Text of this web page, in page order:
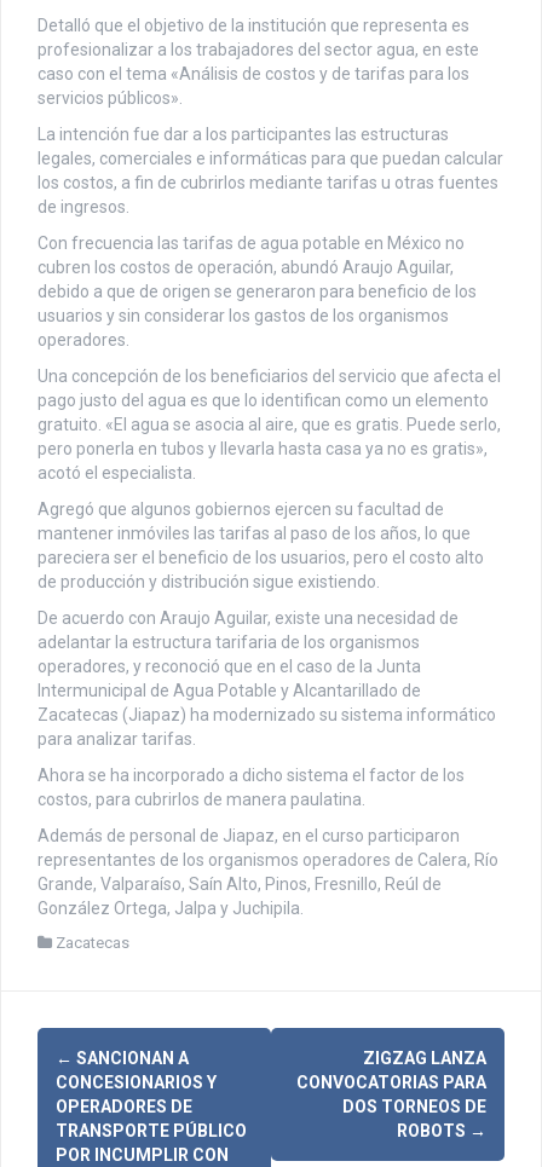
Detalló que el objetivo de la institución que representa es
profesionalizar a los trabajadores del sector agua, en este
caso con el tema «Análisis de costos y de tarifas para los
servicios públicos».
La intención fue dar a los participantes las estructuras
legales, comerciales e informáticas para que puedan calcular
los costos, a fin de cubrirlos mediante tarifas u otras fuentes
de ingresos.
Con frecuencia las tarifas de agua potable en México no
cubren los costos de operación, abundó Araujo Aguilar,
debido a que de origen se generaron para beneficio de los
usuarios y sin considerar los gastos de los organismos
operadores.
Una concepción de los beneficiarios del servicio que afecta el
pago justo del agua es que lo identifican como un elemento
gratuito. «El agua se asocia al aire, que es gratis. Puede serlo,
pero ponerla en tubos y llevarla hasta casa ya no es gratis»,
acotó el especialista.
Agregó que algunos gobiernos ejercen su facultad de
mantener inmóviles las tarifas al paso de los años, lo que
pareciera ser el beneficio de los usuarios, pero el costo alto
de producción y distribución sigue existiendo.
De acuerdo con Araujo Aguilar, existe una necesidad de
adelantar la estructura tarifaria de los organismos
operadores, y reconoció que en el caso de la Junta
Intermunicipal de Agua Potable y Alcantarillado de
Zacatecas (Jiapaz) ha modernizado su sistema informático
para analizar tarifas.
Ahora se ha incorporado a dicho sistema el factor de los
costos, para cubrirlos de manera paulatina.
Además de personal de Jiapaz, en el curso participaron
representantes de los organismos operadores de Calera, Río
Grande, Valparaíso, Saín Alto, Pinos, Fresnillo, Reúl de
González Ortega, Jalpa y Juchipila.
Zacatecas
N← SANCIONAN A
CONCESIONARIOS Y
OPERADORES DE
TRANSPORTE PÚBLICO
POR INCUMPLIR CON
ZIGZAG LANZA
CONVOCATORIAS PARA
DOS TORNEOS DE
ROBOTS →